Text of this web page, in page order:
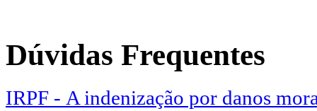
Dúvidas Frequentes
IRPF - A indenização por danos